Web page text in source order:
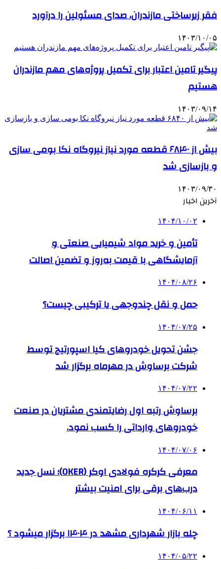
فقر زیرساختی مازندران، صدای مسئولین را درآورد
۱۴۰۳/۱۰/۰۵
پیگیر تامین اعتبار برای تکمیل پروژه‌های مهم مازندران
هستیم
۱۴۰۳/۰۹/۱۴
بیش از ۶۸۴۰ قطعه مورد نیاز نیروگاه نکا بومی­ سازی
و بازسازی شد
۱۴۰۳/۰۹/۳۰
آخرین اخبار
۱۴۰۴/۱۰/۰۲
تأمین و خرید مواد شیمیایی صنعتی و
آزمایشگاهی با قیمت به‌روز و تضمین اصالت
۱۴۰۴/۰۸/۲۶
حمل و نقل چندوجهی یا ترکیبی چیست؟
۱۴۰۴/۰۷/۲۵
جشن تحویل خودروهای کیا اسپورتیج توسط
شرکت برساوش در مهرماه برگزار شد
۱۴۰۴/۰۷/۲۲
برساوش رتبه اول رضایتمندی مشتریان در صنعت
خودروهای وارداتی را کسب نمود.
۱۴۰۴/۰۷/۰۶
معرفی کرکره فولادی اوکر (OKER)؛ نسل جدید
درب‌های برقی برای امنیت بیشتر
۱۴۰۴/۰۶/۱۱
چله بازار شهرداری مشهد در ۱۴۰۴ برگزار میشود ؟
۱۴۰۴/۰۵/۲۲